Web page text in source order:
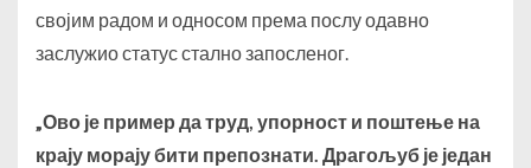
својим радом и односом према послу одавно
заслужио статус стално запосленог.
„Ово је пример да труд, упорност и поштење на
крају морају бити препознати. Драгољуб је један